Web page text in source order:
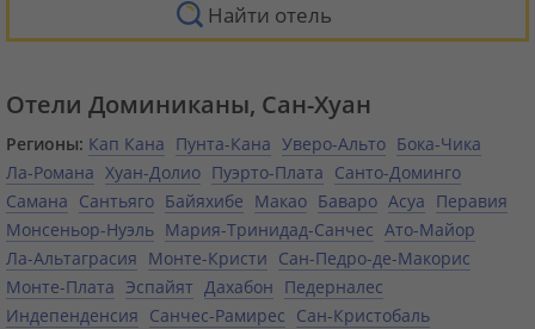
Найти отель
Отели Доминиканы, Сан-Хуан
Регионы: Кап Кана Пунта-Кана Уверо-Альто Бока-Чика
Ла-Романа Хуан-Долио Пуэрто-Плата Санто-Доминго
Самана Сантьяго Байяхибе Макао Баваро Асуа Перавия
Монсеньор-Нуэль Мария-Тринидад-Санчес Ато-Майор
Ла-Альтаграсия Монте-Кристи Сан-Педро-де-Макорис
Монте-Плата Эспайят Дахабон Педерналес
Индепенденсия Санчес-Рамирес Сан-Кристобаль